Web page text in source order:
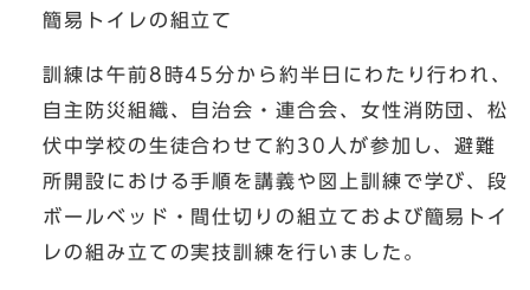
簡易トイレの組立て
訓練は午前8時45分から約半日にわたり行われ、
自主防災組織、自治会・連合会、女性消防団、松
伏中学校の生徒合わせて約30人が参加し、避難
所開設における手順を講義や図上訓練で学び、段
ボールベッド・間仕切りの組立ておよび簡易トイ
レの組み立ての実技訓練を行いました。